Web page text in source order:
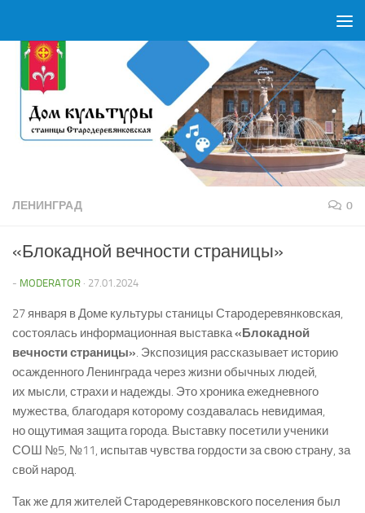
ЛЕНИНГРАД 0
«Блокадной вечности страницы»
- MODERATOR · 27.01.2024
27 января в Доме культуры станицы Стародеревянковская,
состоялась информационная выставка«Блокадной
вечности страницы». Экспозиция рассказывает историю
осажденного Ленинграда через жизни обычных людей,
их мысли, страхи и надежды. Это хроника ежедневного
мужества, благодаря которому создавалась невидимая,
но ощутимая защита города. Выставку посетили ученики
СОШ №5, №11, испытав чувства гордости за свою страну, за
свой народ.
Так же для жителей Стародеревянковского поселения был